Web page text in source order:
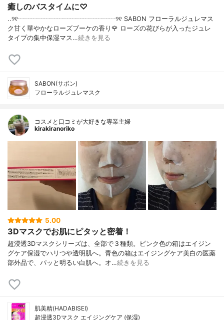
癒しのバスタイムに♡
..୨୧┈┈┈┈┈┈┈┈┈┈┈┈┈┈┈୨୧ SABON フローラルジュレマス
ク甘く華やかなローズブーケの香り🌹 ローズの花びらが入ったジュレ
タイプの集中保湿マス…続きを見る
SABON(サボン)
フローラルジュレマスク
コスメと口コミが大好きな専業主婦
kirakiranoriko
5.00
3Dマスクでお肌にピタッと密着！
超浸透3Dマスクシリーズは、全部で３種類。ピンク色の箱はエイジン
グケア保湿でハリつや透明肌へ。青色の箱はエイジングケア美白の医薬
部外品で、パッと明るい白肌へ。オ…続きを見る
肌美精(HADABISEI)
超浸透3Dマスク エイジングケア (保湿)